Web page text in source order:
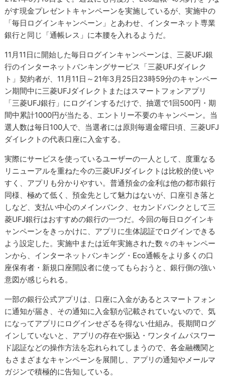
がす現金プレゼントキャンペーンを実施しているが、実施中の
「毎日ログインキャンペーン」とあわせ、インターネット専業
銀行と同じ「通帳レス」に本腰を入れるようだ。
11月11日に開始した毎日ログインキャンペーンは、三菱UFJ銀
行のインターネットバンキングサービス「三菱UFJダイレク
ト」契約者が、11月11日～21年3月25日23時59分のキャンペー
ン期間中に三菱UFJダイレクトまたはスマートフォンアプリ
「三菱UFJ銀行」にログインするだけで、抽選で1回500円・期
間中累計1000円が当たる、エントリー不要のキャンペーン。当
選人数は毎日100人で、当選者には原則毎週金曜日頃、三菱UFJ
ダイレクトの代表口座に入金する。
実際にサービスを使っているユーザーの一人として、度重なる
リニューアルを重ねた今の三菱UFJダイレクトは比較的使いや
すく、アプリも分かりやすい。普通預金の金利は他の都市銀行
同様、極めて低く、預金先として魅力はないが、口座引き落と
しなど、支払い中心のメインバンク、セカンドバンクとして三
菱UFJ銀行はおすすめの銀行の一つだ。今回の毎日ログインキ
ャンペーンをきっかけに、アプリに生体認証でログインできる
よう設定した。実施中または近年実施された数々のキャンペー
ンから、インターネットバンキング・Eco通帳をより多くの口
座保有者・新規口座開設者に使ってもらおうと、銀行側の強い
意図が感じられる。
一部の銀行公式アプリは、口座に入金があるとスマートフォン
に通知が届き、その通知に入金額が記載されていないので、気
になってアプリにログインせざるを得ない仕組み。長期間ログ
インしていないと、アプリの存在や振込・ワンタイムパスワー
ド認証などの操作方法を忘れられてしまうので、各金融機関と
もさまざまなキャンペーンを展開し、アプリの通知やメールマ
ガジンで積極的に告知している。